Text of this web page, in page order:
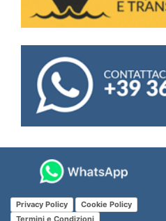
Privacy Policy
Cookie Policy
Termini e Condizioni